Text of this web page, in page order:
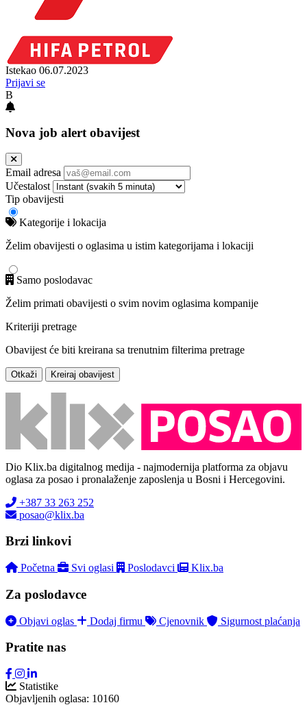
Istekao 06.07.2023
Prijavi se
B
Nova job alert obavijest
Email adresa
Učestalost
Tip obavijesti
Kategorije i lokacija
Želim obavijesti o oglasima u istim kategorijama i lokaciji
Samo poslodavac
Želim primati obavijesti o svim novim oglasima kompanije
Kriteriji pretrage
Obavijest će biti kreirana sa trenutnim filterima pretrage
Otkaži Kreiraj obavijest
Dio Klix.ba digitalnog medija - najmodernija platforma za objavu
oglasa za posao i pronalaženje zaposlenja u Bosni i Hercegovini.
+387 33 263 252
posao@klix.ba
Brzi linkovi
Početna Svi oglasi Poslodavci Klix.ba
Za poslodavce
Objavi oglas Dodaj firmu Cjenovnik Sigurnost plaćanja
Pratite nas
Statistike
Objavljenih oglasa: 10160